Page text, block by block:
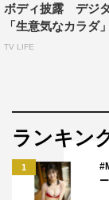
ボディ披露 デジ
「生意気なカラダ
TV LIFE
ランキン
1